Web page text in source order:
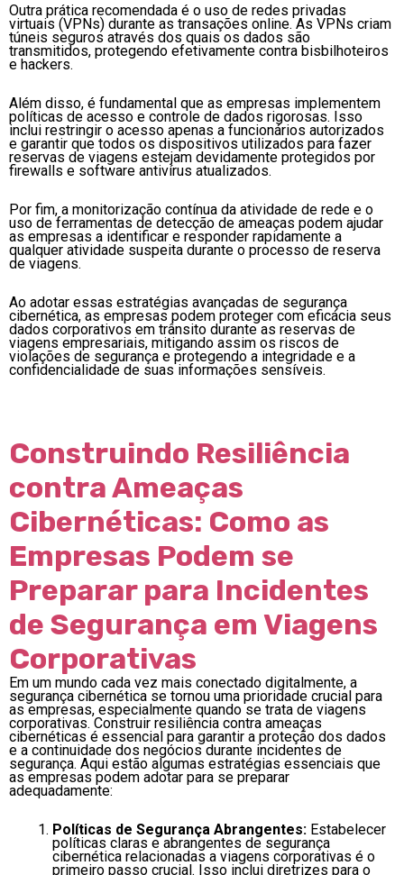
Outra prática recomendada é o uso de redes privadas
virtuais (VPNs) durante as transações online. As VPNs criam
túneis seguros através dos quais os dados são
transmitidos, protegendo efetivamente contra bisbilhoteiros
e hackers.
Além disso, é fundamental que as empresas implementem
políticas de acesso e controle de dados rigorosas. Isso
inclui restringir o acesso apenas a funcionários autorizados
e garantir que todos os dispositivos utilizados para fazer
reservas de viagens estejam devidamente protegidos por
firewalls e software antivírus atualizados.
Por fim, a monitorização contínua da atividade de rede e o
uso de ferramentas de detecção de ameaças podem ajudar
as empresas a identificar e responder rapidamente a
qualquer atividade suspeita durante o processo de reserva
de viagens.
Ao adotar essas estratégias avançadas de segurança
cibernética, as empresas podem proteger com eficácia seus
dados corporativos em trânsito durante as reservas de
viagens empresariais, mitigando assim os riscos de
violações de segurança e protegendo a integridade e a
confidencialidade de suas informações sensíveis.
Construindo Resiliência
contra Ameaças
Cibernéticas: Como as
Empresas Podem se
Preparar para Incidentes
de Segurança em Viagens
Corporativas
Em um mundo cada vez mais conectado digitalmente, a
segurança cibernética se tornou uma prioridade crucial para
as empresas, especialmente quando se trata de viagens
corporativas. Construir resiliência contra ameaças
cibernéticas é essencial para garantir a proteção dos dados
e a continuidade dos negócios durante incidentes de
segurança. Aqui estão algumas estratégias essenciais que
as empresas podem adotar para se preparar
adequadamente:
Políticas de Segurança Abrangentes: Estabelecer
políticas claras e abrangentes de segurança
cibernética relacionadas a viagens corporativas é o
primeiro passo crucial. Isso inclui diretrizes para o